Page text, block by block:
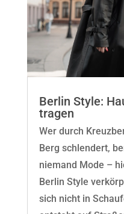
Berlin Style:
tragen
Wer durch
Berg schlendert,
niemand Mode –
Berlin Style
sich nicht in